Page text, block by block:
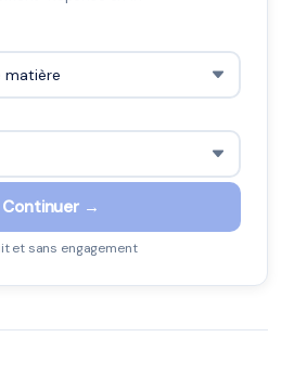
Continuer →
et sans engagement